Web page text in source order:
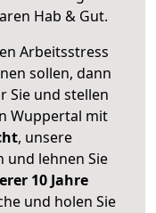
Hab & Gut.
Arbeitsstress
sollen, dann
Sie und stellen
Wuppertal mit
, unsere
und lehnen Sie
10 Jahre
und holen Sie